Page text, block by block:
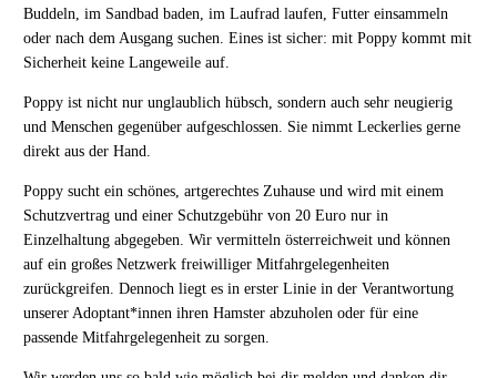
Buddeln, im Sandbad baden, im Laufrad laufen, Futter einsammeln
oder nach dem Ausgang suchen. Eines ist sicher: mit Poppy kommt mit
Sicherheit keine Langeweile auf.
Poppy ist nicht nur unglaublich hübsch, sondern auch sehr neugierig
und Menschen gegenüber aufgeschlossen. Sie nimmt Leckerlies gerne
direkt aus der Hand.
Poppy sucht ein schönes, artgerechtes Zuhause und wird mit einem
Schutzvertrag und einer Schutzgebühr von 20 Euro nur in
Einzelhaltung abgegeben. Wir vermitteln österreichweit und können
auf ein großes Netzwerk freiwilliger Mitfahrgelegenheiten
zurückgreifen. Dennoch liegt es in erster Linie in der Verantwortung
unserer Adoptant*innen ihren Hamster abzuholen oder für eine
passende Mitfahrgelegenheit zu sorgen.